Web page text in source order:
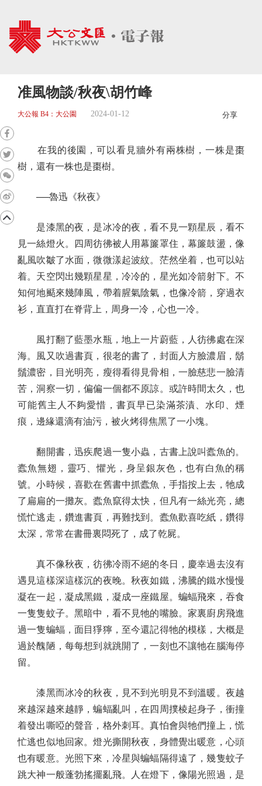
准風物談/秋夜\胡竹峰
大公報 B4：大公園 2024-01-12 分享
在我的後園，可以看見牆外有兩株樹，一株是棗
樹，還有一株也是棗樹。
──魯迅《秋夜》
是漆黑的夜，是冰冷的夜，看不見一顆星辰，看不
見一絲燈火。四周彷彿被人用幕簾罩住，幕簾鼓盪，像
亂風吹皺了水面，微微漾起波紋。茫然坐着，也可以站
着。天空閃出幾顆星星，冷冷的，星光如冷箭射下。不
知何地颳來幾陣風，帶着腥氣陰氣，也像冷箭，穿過衣
衫，直直打在脊背上，周身一冷，心也一冷。
風打翻了藍墨水瓶，地上一片蔚藍，人彷彿處在深
海。風又吹過書頁，很老的書了，封面人方臉濃眉，鬍
鬚濃密，目光明亮，瘦得看得見骨相，一臉慈悲一臉清
苦，洞察一切，偏偏一個都不原諒。或許時間太久，也
可能舊主人不夠愛惜，書頁早已染滿茶漬、水印、煙
痕，邊緣還滴有油污，被火烤得焦黑了一小塊。
翻開書，迅疾爬過一隻小蟲，古書上說叫蠹魚的。
蠹魚無翅，靈巧、懼光，身呈銀灰色，也有白魚的稱
號。小時候，喜歡在舊書中抓蠹魚，手指按上去，牠成
了扁扁的一攤灰。蠹魚竄得太快，但凡有一絲光亮，總
慌忙逃走，鑽進書頁，再難找到。蠹魚歡喜吃紙，鑽得
太深，常常在書冊裏悶死了，成了乾屍。
真不像秋夜，彷彿冷雨不絕的冬日，慶幸過去沒有
遇見這樣深這樣沉的夜晚。秋夜如鐵，沸騰的鐵水慢慢
凝在一起，凝成黑鐵，凝成一座鐵屋。蝙蝠飛來，吞食
一隻隻蚊子。黑暗中，看不見牠的嘴臉。家裏廚房飛進
過一隻蝙蝠，面目猙獰，至今還記得牠的模樣，大概是
過於醜陋，每每想到就跳開了，一刻也不讓牠在腦海停
留。
漆黑而冰冷的秋夜，見不到光明見不到溫暖。夜越
來越深越來越靜，蝙蝠亂叫，在四周撲棱起身子，衝撞
着發出嘶啞的聲音，格外刺耳。真怕會與牠們撞上，慌
忙逃也似地回家。燈光撕開秋夜，身體覺出暖意，心頭
也有暖意。光照下來，冷星與蝙蝠隔得遠了，幾隻蚊子
跳大神一般蓬勃搖擺亂飛。人在燈下，像陽光照過，是